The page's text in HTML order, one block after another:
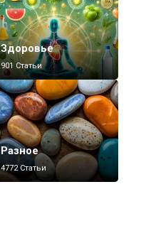
Здоровье
901 Статьи
Разное
4772 Статьи